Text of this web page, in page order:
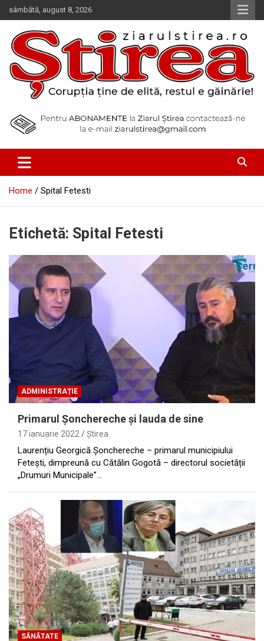
Skip
to
content
sâmbătă, august 8, 2026
Ziarul Știrea
Home Spital Fetesti
Etichetă: Spital Fetesti
ADMINISTRAȚIE
Primarul Şonchereche şi lauda de sine
17 ianuarie 2022 Ştirea
Laurențiu Georgică Șonchereche – primarul municipiului
Fetești, dimpreună cu Cătălin Gogotă – directorul societății
„Drumuri Municipale”…
SĂNĂTATE